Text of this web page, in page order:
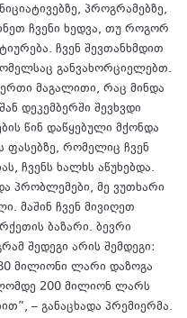
პროგრამებზე,
ჩვენი ხედვა, თუ როგორ
ჩვენ შევთანხმდით
განვახორციელებთ.
მაგალითი, რაც მინდა
დეკემბერში შევხვდი
წინ დაწყებული მქონდა
ფასებზე, რომელიც ჩვენ
ჩვენს ხალხს აწუხებდა.
პრობლემები, მე ვუთხარი
მაშინ ჩვენ მივიღეთ
ბაზარი. ბევრი
შედეგი არის შემდეგი:
მილიონი ლარი დაზოგა
200 მილიონ ლარს
– განაცხადა პრემიერმა.